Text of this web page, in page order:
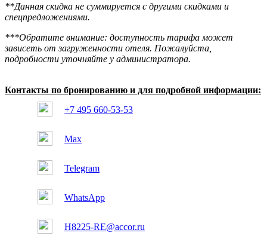
**Данная скидка не суммируется с другими скидками и
спецпредложениями.
***Обратите внимание: доступность тарифа может
зависеть от загруженности отеля. Пожалуйста,
подробности уточняйте у администратора.
Контакты по бронированию и для подробной информации:
+7 495 660-53-53
Max
Telegram
WhatsApp
H8225-RE@accor.ru